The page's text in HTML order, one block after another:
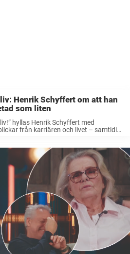
Henrik Schyffert om att han
som liten
hyllas Henrik Schyffert med
från karriären och livet – samtidigt
när jag var liten var att ...